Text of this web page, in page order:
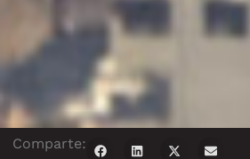
Comparte: